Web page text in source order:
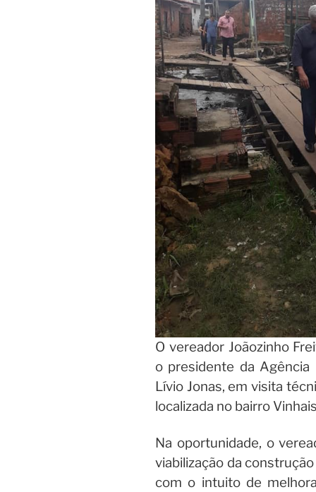
O vereador Joãozinho
o presidente da Agência
Lívio Jonas, em visita
localizada no bairro
Na oportunidade, o
viabilização da
com o intuito de